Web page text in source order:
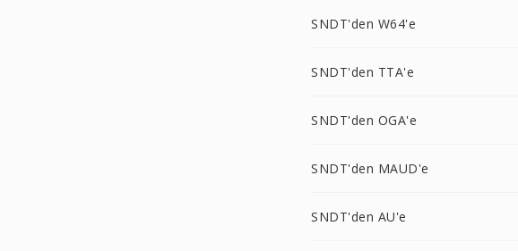
SNDT'den W64'e
SNDT'den TTA'e
SNDT'den OGA'e
SNDT'den MAUD'e
SNDT'den AU'e